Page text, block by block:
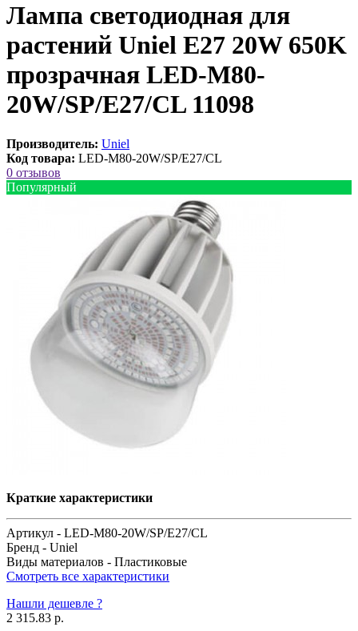
Лампа светодиодная для
растений Uniel E27 20W 650K
прозрачная LED-M80-
20W/SP/E27/CL 11098
Производитель: Uniel
Код товара: LED-M80-20W/SP/E27/CL
0 отзывов
Популярный
Краткие характеристики
Артикул - LED-M80-20W/SP/E27/CL
Бренд - Uniel
Виды материалов - Пластиковые
Смотреть все характеристики
Нашли дешевле ?
2 315.83 р.